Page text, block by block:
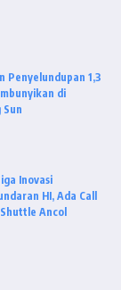
Penyelundupan 1,3
di
Sun
Inovasi
HI, Ada Call
Ancol